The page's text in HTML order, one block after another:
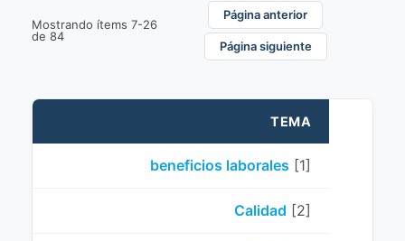
Mostrando ítems 7-26
de 84
Página anterior
Página siguiente
TEMA
beneficios laborales [1]
Calidad [2]